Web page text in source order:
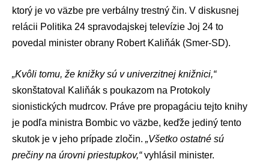
ktorý je vo väzbe pre verbálny trestný čin. V diskusnej
relácii Politika 24 spravodajskej televízie Joj 24 to
povedal minister obrany Robert Kaliňák (Smer-SD).
„Kvôli tomu, že knižky sú v univerzitnej knižnici,“
skonštatoval Kaliňák s poukazom na Protokoly
sionistických mudrcov. Práve pre propagáciu tejto knihy
je podľa ministra Bombic vo väzbe, keďže jediný tento
skutok je v jeho prípade zločin. „Všetko ostatné sú
prečiny na úrovni priestupkov,“vyhlásil minister.